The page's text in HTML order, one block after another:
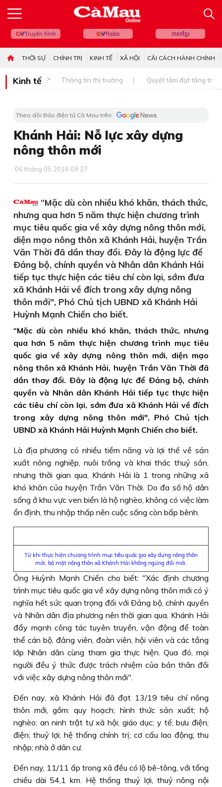
Truyền hình Radio ភាសាខ្មែរ
THỜI SỰ CHÍNH TRỊ KINH TẾ XÃ HỘI CẢI CÁCH HÀNH CHÍNH
Kinh tế Thông tin thị trường Quyết tâm đạt tăng
Theo dõi Báo điện tử Cà Mau trên
Khánh Hải: Nỗ lực xây dựng
nông thôn mới
06 tháng 05 2016 09:27
“Mặc dù còn nhiều khó khăn, thách thức,
nhưng qua hơn 5 năm thực hiện chương trình
mục tiêu quốc gia về xây dựng nông thôn mới,
diện mạo nông thôn xã Khánh Hải, huyện Trần
Văn Thời đã dần thay đổi. Ðây là động lực để
Ðảng bộ, chính quyền và Nhân dân Khánh Hải
tiếp tục thực hiện các tiêu chí còn lại, sớm đưa
xã Khánh Hải về đích trong xây dựng nông
thôn mới", Phó Chủ tịch UBND xã Khánh Hải
Huỳnh Mạnh Chiến cho biết.
“Mặc dù còn nhiều khó khăn, thách thức, nhưng
qua hơn 5 năm thực hiện chương trình mục tiêu
quốc gia về xây dựng nông thôn mới, diện mạo
nông thôn xã Khánh Hải, huyện Trần Văn Thời đã
dần thay đổi. Ðây là động lực để Ðảng bộ, chính
quyền và Nhân dân Khánh Hải tiếp tục thực hiện
các tiêu chí còn lại, sớm đưa xã Khánh Hải về đích
trong xây dựng nông thôn mới", Phó Chủ tịch
UBND xã Khánh Hải Huỳnh Mạnh Chiến cho biết.
Là địa phương có nhiều tiềm năng và lợi thế về sản
xuất nông nghiệp, nuôi trồng và khai thác thuỷ sản,
nhưng thời gian qua, Khánh Hải là 1 trong những xã
khó khăn của huyện Trần Văn Thời. Do đa số hộ dân
sống ở khu vực ven biển là hộ nghèo, không có việc làm
ổn định, thu nhập thấp nên cuộc sống còn bấp bênh.
Từ khi thực hiện chương trình mục tiêu quốc gia xây dựng nông thôn
mới, bộ mặt nông thôn xã Khánh Hải không ngừng đổi mới.
Ông Huỳnh Mạnh Chiến cho biết: "Xác định chương
trình mục tiêu quốc gia về xây dựng nông thôn mới có ý
nghĩa hết sức quan trọng đối với Ðảng bộ, chính quyền
và Nhân dân địa phương nên thời gian qua, Khánh Hải
đẩy mạnh công tác tuyên truyền, vận động để toàn
thể cán bộ, đảng viên, đoàn viên, hội viên và các tầng
lớp Nhân dân cùng tham gia thực hiện. Qua đó, mọi
người đều ý thức được trách nhiệm của bản thân đối
với việc xây dựng nông thôn mới".
Ðến nay, xã Khánh Hải đã đạt 13/19 tiêu chí nông
thôn mới, gồm: quy hoạch; hình thức sản xuất; hộ
nghèo; an ninh trật tự xã hội; giáo dục; y tế; bưu điện;
điện; thuỷ lợi; hệ thống chính trị; cơ cấu lao động; thu
nhập; nhà ở dân cư.
Ðến nay, 11/11 ấp trong xã đều có lộ bê-tông, với tổng
chiều dài 54,1 km. Hệ thống thuỷ lợi, thuỷ nông nội